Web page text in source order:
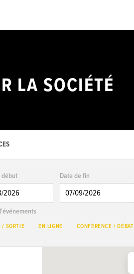
LA SOCIÉTÉ
début Date de fin
/ SORTIE EN LIGNE CONFÉRENCE / DÉBAT